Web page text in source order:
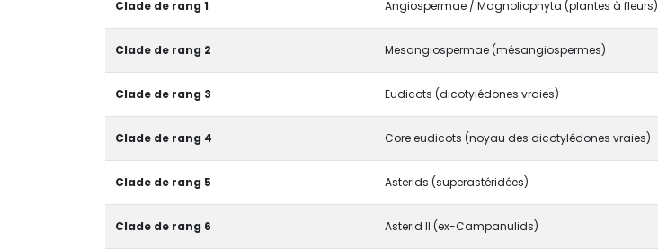
Clade de rang 1 Angiospermae / Magnoliophyta (plantes à fleurs)
Clade de rang 2 Mesangiospermae (mésangiospermes)
Clade de rang 3 Eudicots (dicotylédones vraies)
Clade de rang 4 Core eudicots (noyau des dicotylédones vraies)
Clade de rang 5 Asterids (superastéridées)
Clade de rang 6 Asterid II (ex-Campanulids)